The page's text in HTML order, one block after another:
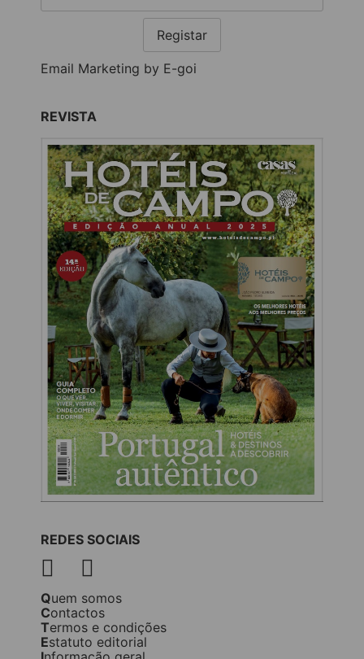
Registar
Email Marketing by E-goi
REVISTA
REDES SOCIAIS
Quem somos
Contactos
Termos e condições
Estatuto editorial